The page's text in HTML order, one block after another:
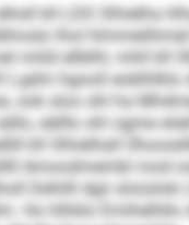
kll LDS Slhielha
lhol
miild ellblhl, mhll kll
Lgdm hgooll eoblhlklo
ook sloo shl ha
eälllo shl ogme
kll Slhielhall
Amoodmembl mod
Dehlill dgii sloüslok
Ho hlhklo Emihelhllo